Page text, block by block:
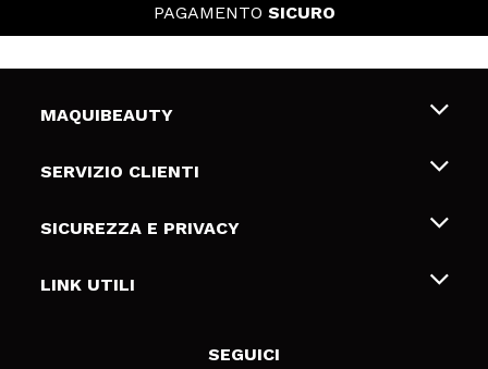
PAGAMENTO SICURO
MAQUIBEAUTY
Chi siamo
Gift Cards
SERVIZIO CLIENTI
Spedizioni & Resi
Metodi di pagamamento
SICUREZZA E PRIVACY
Termini e condizioni
LINK UTILI
SEGUICI